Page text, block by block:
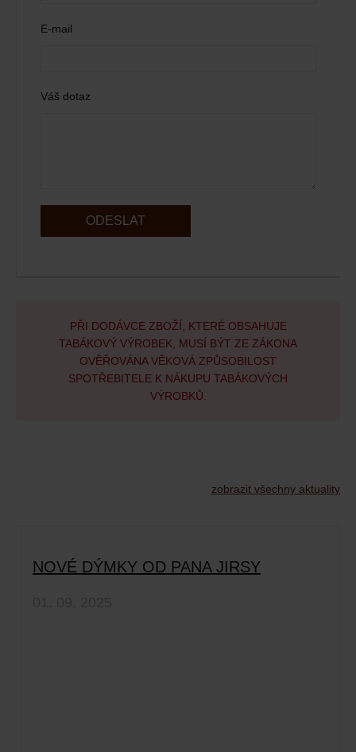
E-mail
Váš dotaz
ODESLAT
PŘI DODÁVCE ZBOŽÍ, KTERÉ OBSAHUJE
TABÁKOVÝ VÝROBEK, MUSÍ BÝT ZE ZÁKONA
OVĚŘOVÁNA VĚKOVÁ ZPŮSOBILOST
SPOTŘEBITELE K NÁKUPU TABÁKOVÝCH
VÝROBKŮ.
zobrazit všechny aktuality
NOVÉ DÝMKY OD PANA JIRSY